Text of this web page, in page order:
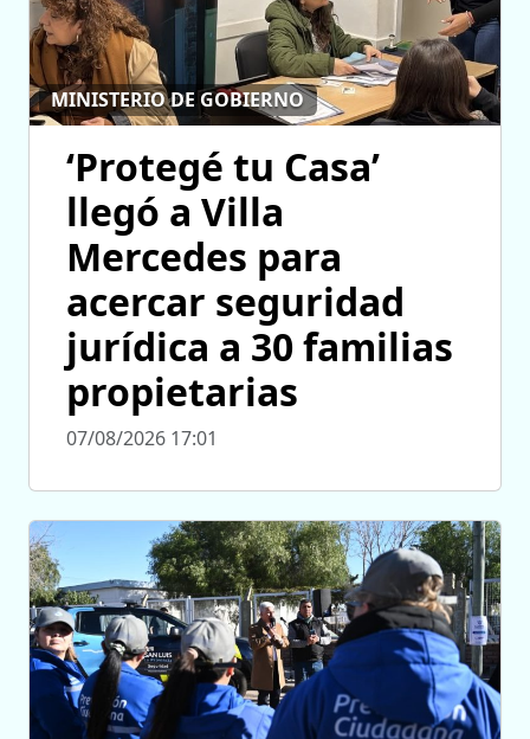
MINISTERIO DE GOBIERNO
‘Protegé tu Casa’
llegó a Villa
Mercedes para
acercar seguridad
jurídica a 30 familias
propietarias
07/08/2026 17:01